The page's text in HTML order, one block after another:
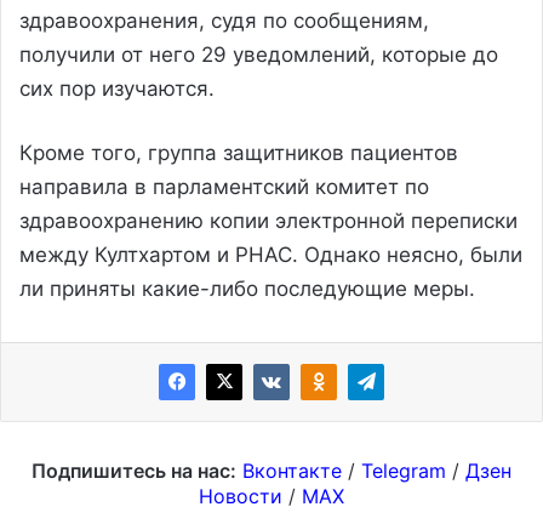
здравоохранения, судя по сообщениям,
получили от него 29 уведомлений, которые до
сих пор изучаются.
Кроме того, группа защитников пациентов
направила в парламентский комитет по
здравоохранению копии электронной переписки
между Култхартом и PHAC. Однако неясно, были
ли приняты какие-либо последующие меры.
Подпишитесь на нас: Вконтакте / Telegram / Дзен
Новости / MAX